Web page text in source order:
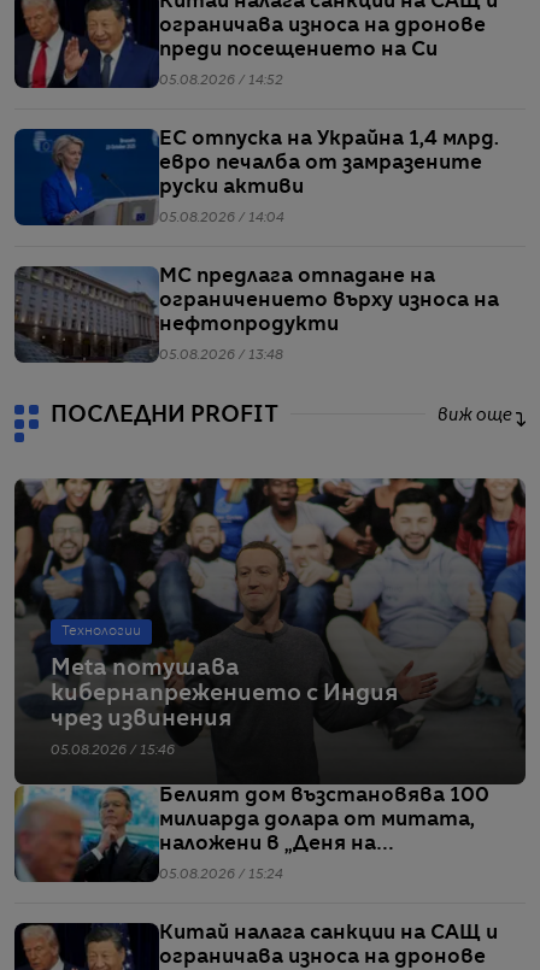
ограничава износа на дронове
преди посещението на Си
05.08.2026 / 14:52
ЕС отпуска на Украйна 1,4 млрд.
евро печалба от замразените
руски активи
05.08.2026 / 14:04
МС предлага отпадане на
ограничението върху износа на
нефтопродукти
05.08.2026 / 13:48
ПОСЛЕДНИ PROFIT виж още
Технологии
Meta потушава
кибернапрежението с Индия
чрез извинения
05.08.2026 / 15:46
Белият дом възстановява 100
милиарда долара от митата,
наложени в „Деня на
освобождението“
05.08.2026 / 15:24
Китай налага санкции на САЩ и
ограничава износа на дронове